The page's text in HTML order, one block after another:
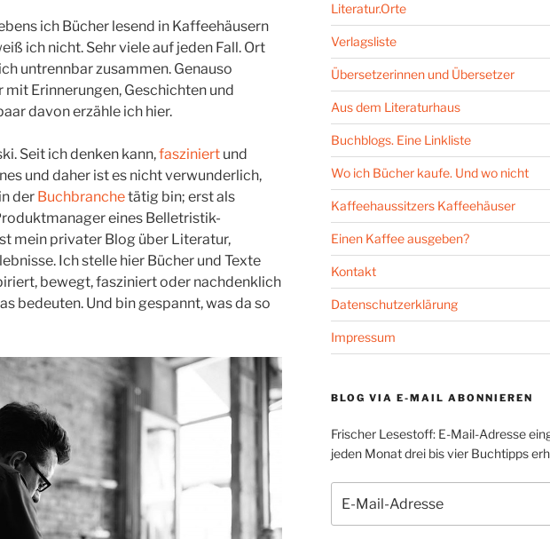
ich Bücher lesend in Kaffeehäusern
ich nicht. Sehr viele auf jeden Fall. Ort
untrennbar zusammen. Genauso
Erinnerungen, Geschichten und
davon erzähle ich hier.
Seit ich denken kann,fasziniert und
und daher ist es nicht verwunderlich,
der Buchbranchetätig bin; erst als
eines Belletristik-
mein privater Blog über Literatur,
Ich stelle hier Bücher und Texte
bewegt, fasziniert oder nachdenklich
bedeuten. Und bin gespannt, was da so
Literatur.Orte
Verlagsliste
Übersetzerinnen und Übersetzer
Aus dem Literaturhaus
Buchblogs. Eine Linkliste
Wo ich Bücher kaufe. Und wo nicht
Kaffeehaussitzers Kaffeehäuser
Einen Kaffee ausgeben?
Kontakt
Datenschutzerklärung
Impressum
BLOG VIA E-MAIL ABONNIEREN
Frischer Lesestoff: E-Mail-Adresse
jeden Monat drei bis vier Buchtipps
Mail-
Adresse